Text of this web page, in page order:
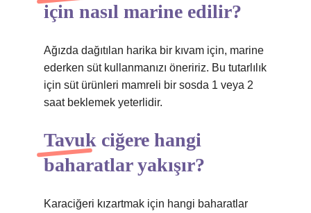
için nasıl marine edilir?
Ağızda dağıtılan harika bir kıvam için, marine
ederken süt kullanmanızı öneririz. Bu tutarlılık
için süt ürünleri mamreli bir sosda 1 veya 2
saat beklemek yeterlidir.
Tavuk ciğere hangi
baharatlar yakışır?
Karaciğeri kızartmak için hangi baharatlar